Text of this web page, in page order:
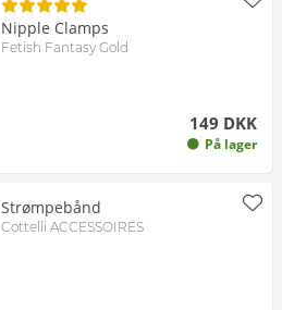
Nipple Clamps
Fetish Fantasy Gold
149 DKK
På lager
Strømpebånd
Cottelli ACCESSOIRES